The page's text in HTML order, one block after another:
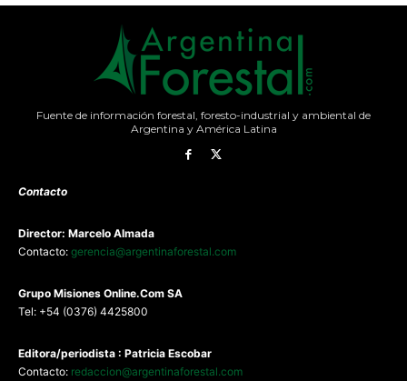
Fuente de información forestal, foresto-industrial y ambiental de
Argentina y América Latina
Contacto
Director: Marcelo Almada
Contacto: gerencia@argentinaforestal.com
Grupo Misiones Online.Com SA
Tel: +54 (0376) 4425800
Editora/periodista : Patricia Escobar
Contacto: redaccion@argentinaforestal.com